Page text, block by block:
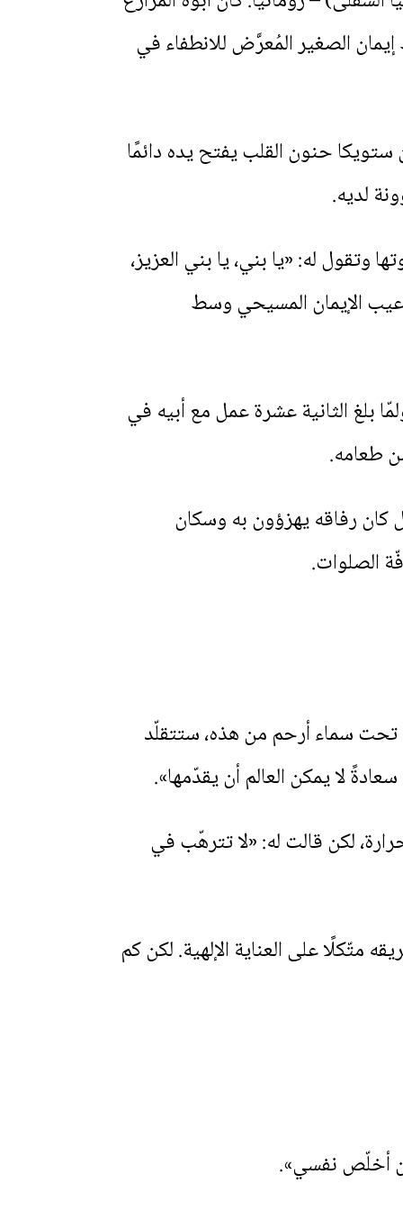
الصغير المُعرَّض للانطفاء في
ستويكا حنون القلب يفتح يده دائمًا
لديه.
وتقول له: «يا بني، يا بني العزيز،
عيب الإيمان المسيحي وسط
بلغ الثانية عشرة عمل مع أبيه في
طعامه.
كان رفاقه يهزؤون به وسكان
الصلوات.
تحت سماء أرحم من هذه، ستتقلّد
لا يمكن العالم أن يقدّمها».
لكن قالت له: «لا تترهّب في
متّكلًا على العناية الإلهية. لكن كم
أخلّص نفسي».